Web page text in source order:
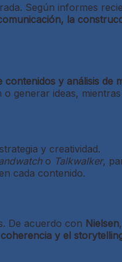
Según informes
la
contenidos y análisis de
ideas,
y creatividad.
o Talkwalker,
cada contenido.
De acuerdo con Nielsen
y el